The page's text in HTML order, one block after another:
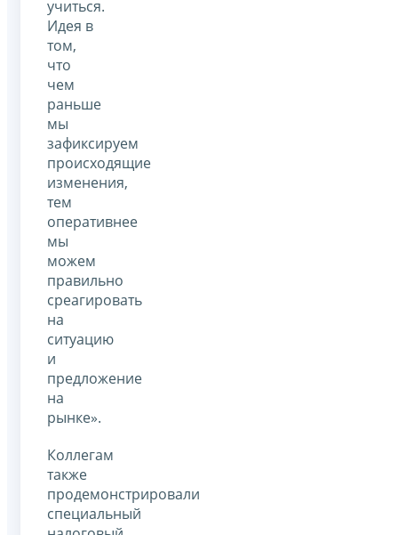
учиться.
Идея в
том,
что
чем
раньше
мы
зафиксируем
происходящие
изменения,
тем
оперативнее
мы
можем
правильно
среагировать
на
ситуацию
и
предложение
на
рынке».
Коллегам
также
продемонстрировали
специальный